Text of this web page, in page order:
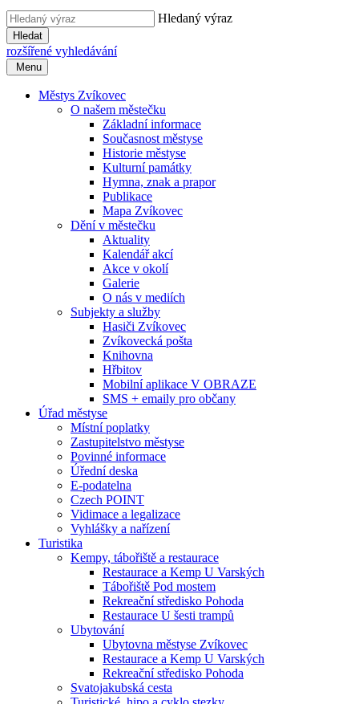
Hledaný výraz
Hledat
rozšířené vyhledávání
Menu
Městys Zvíkovec
O našem městečku
Základní informace
Současnost městyse
Historie městyse
Kulturní památky
Hymna, znak a prapor
Publikace
Mapa Zvíkovec
Dění v městečku
Aktuality
Kalendář akcí
Akce v okolí
Galerie
O nás v mediích
Subjekty a služby
Hasiči Zvíkovec
Zvíkovecká pošta
Knihovna
Hřbitov
Mobilní aplikace V OBRAZE
SMS + emaily pro občany
Úřad městyse
Místní poplatky
Zastupitelstvo městyse
Povinné informace
Úřední deska
E-podatelna
Czech POINT
Vidimace a legalizace
Vyhlášky a nařízení
Turistika
Kempy, tábořiště a restaurace
Restaurace a Kemp U Varských
Tábořiště Pod mostem
Rekreační středisko Pohoda
Restaurace U šesti trampů
Ubytování
Ubytovna městyse Zvíkovec
Restaurace a Kemp U Varských
Rekreační středisko Pohoda
Svatojakubská cesta